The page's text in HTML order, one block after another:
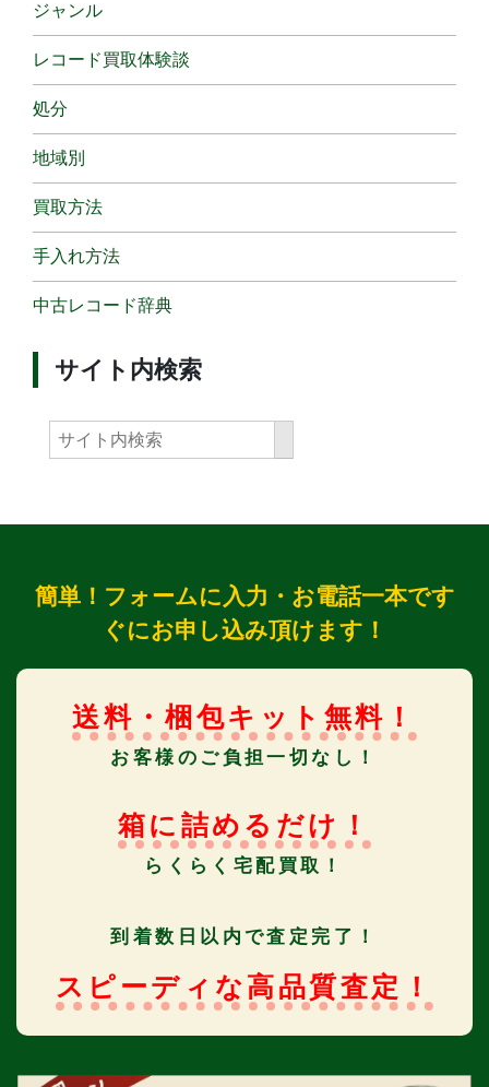
ジャンル
レコード買取体験談
処分
地域別
買取方法
手入れ方法
中古レコード辞典
サイト内検索
簡単！フォームに入力・お電話一本です
ぐにお申し込み頂けます！
送料・梱包キット無料！
お客様のご負担一切なし！
箱に詰めるだけ！
らくらく宅配買取！
到着数日以内で査定完了！
スピーディな高品質査定！